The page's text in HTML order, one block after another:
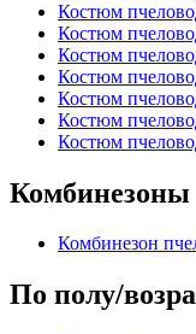
Костюм
Костюм
Костюм
Костюм
Костюм
Костюм
Костюм
Комбинезоны
Комбинезон
По полу/